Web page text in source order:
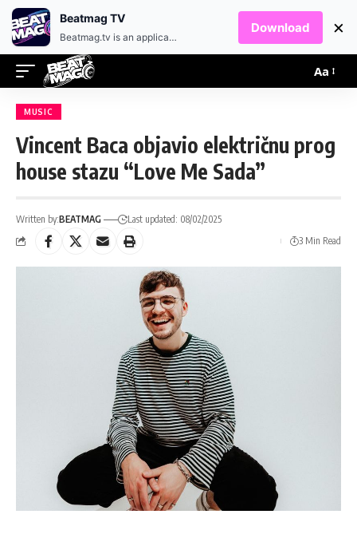
Aa
MUSIC
Vincent Baca objavio električnu prog
house stazu “Love Me Sada”
Written by:BEATMAG
Last updated: 08/02/2025
3 Min Read
Beatmag TV
Beatmag.tv is an application designed for fans of electronic music.
Download ×